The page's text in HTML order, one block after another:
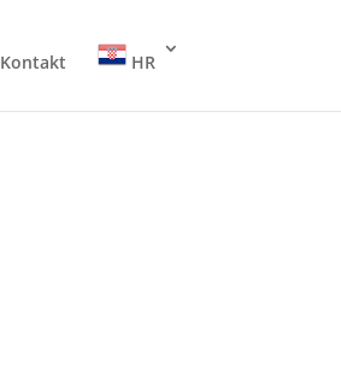
Kontakt HR